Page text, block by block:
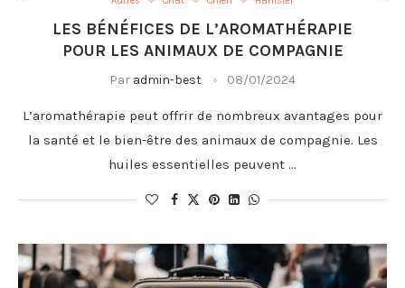
LES BÉNÉFICES DE L’AROMATHÉRAPIE
POUR LES ANIMAUX DE COMPAGNIE
Par admin-best 08/01/2024
L’aromathérapie peut offrir de nombreux avantages pour
la santé et le bien-être des animaux de compagnie. Les
huiles essentielles peuvent …